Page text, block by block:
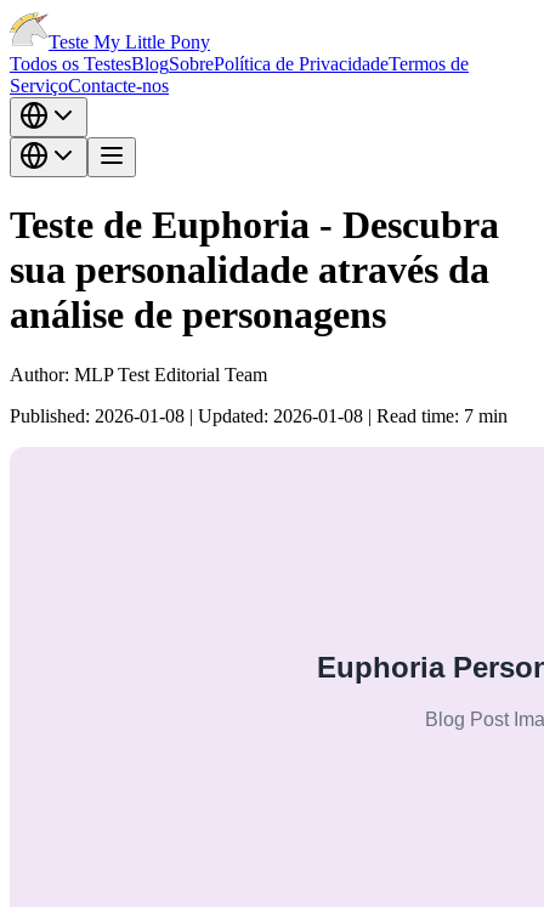
Teste My Little Pony
Todos os TestesBlogSobrePolítica de PrivacidadeTermos de
ServiçoContacte-nos
Teste de Euphoria - Descubra
sua personalidade através da
análise de personagens
Author: MLP Test Editorial Team
Published: 2026-01-08 | Updated: 2026-01-08 | Read time: 7 min